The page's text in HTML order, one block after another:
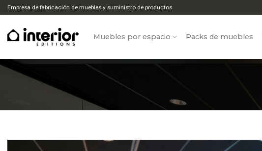
contenido
Empresa de fabricación de muebles y suministro de productos
Muebles por espacio Packs de muebles